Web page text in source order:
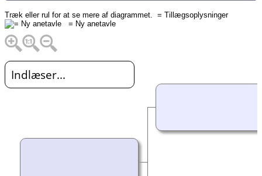
Træk eller rul for at se mere af diagrammet.
= Tillægsoplysninger
= Ny anetavle
Indlæser...